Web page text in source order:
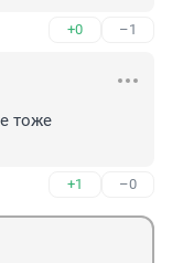
+0 –1
тоже
+1 –0